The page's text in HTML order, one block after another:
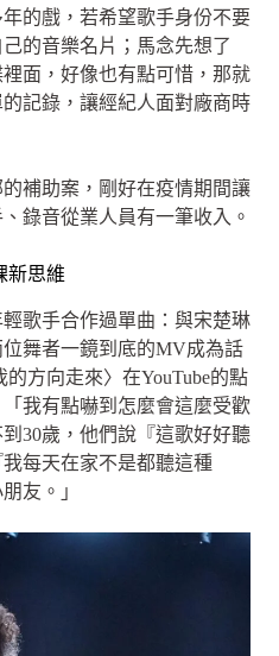
的戲，若希望歌手身份不要
的音樂名片；馬念先想了
面，好像也有點可惜，那就
記錄，讓經紀人面對廠商時
補助案，剛好在疫情期間讓
錄音從業人員有一筆收入。
新思維
歌手合作過單曲：與宋楚琳
舞者一鏡到底的MV成為話
方向走來〉在YouTube的點
我有點嚇到怎麼會這麼受歡
30歲，他們說『這歌好好聽
每天在家不是都聽這種
友。」